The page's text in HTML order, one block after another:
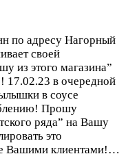
по адресу Нагорный
своей
из этого магазина”
17.02.23 в очередной
в соусе
Прошу
ряда” на Вашу
это
Вашими клиентами!…